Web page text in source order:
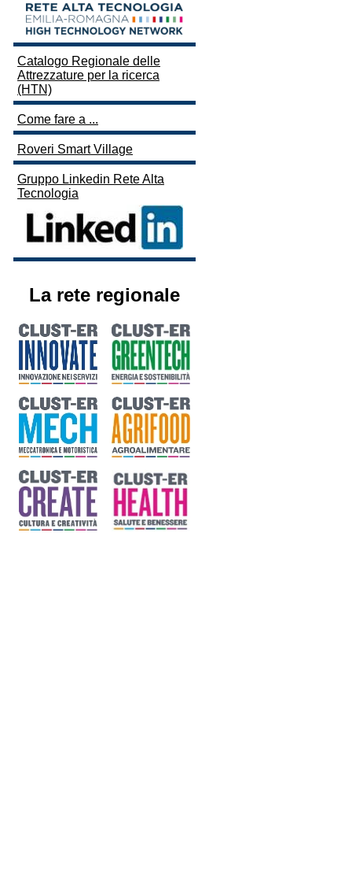
Catalogo Regionale delle
Attrezzature per la ricerca
(HTN)
Come fare a ...
Roveri Smart Village
Gruppo Linkedin Rete Alta
Tecnologia
La rete regionale